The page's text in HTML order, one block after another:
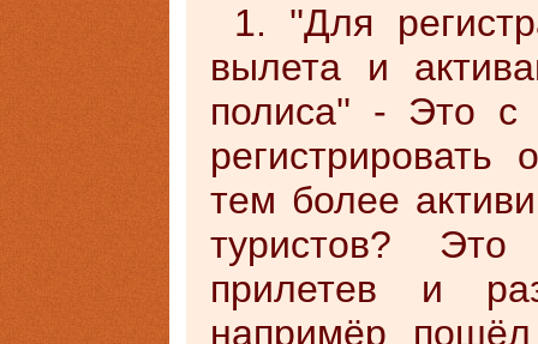
1. ''Для
вылета и
полиса'' - Это с
тем более
туристов?
прилетев и
напримёр